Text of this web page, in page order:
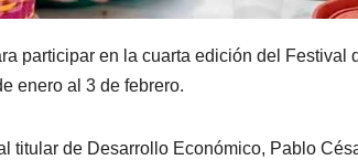
participar en la cuarta edición del Festival
enero al 3 de febrero.
titular de Desarrollo Económico, Pablo